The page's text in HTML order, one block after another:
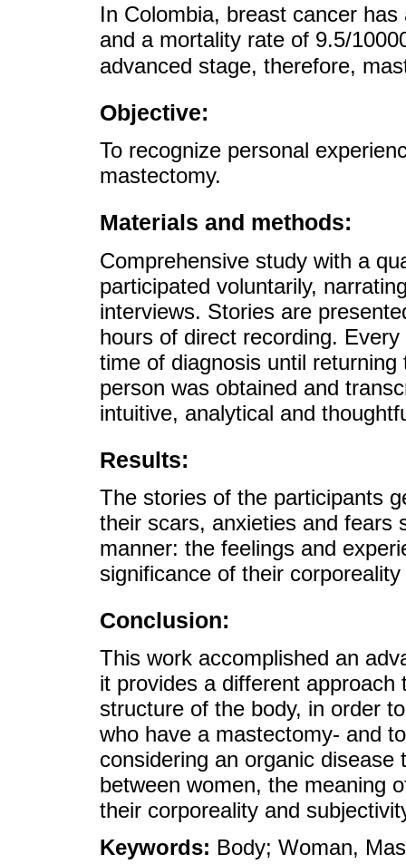
In Colombia, breast cancer
and a mortality rate of 9.5/
advanced stage, therefore,
Objective:
To recognize personal
mastectomy.
Materials and methods:
Comprehensive study with a
participated voluntarily,
interviews. Stories are
hours of direct recording.
time of diagnosis until
person was obtained and
intuitive, analytical and
Results:
The stories of the participants
their scars, anxieties and fears
manner: the feelings and
significance of their
Conclusion:
This work accomplished an
it provides a different
structure of the body, in order
who have a mastectomy- and
considering an organic
between women, the meaning
their corporeality and
Keywords: Body; Woman,